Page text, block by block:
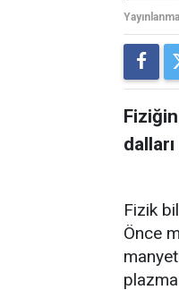
Fizik
Önce